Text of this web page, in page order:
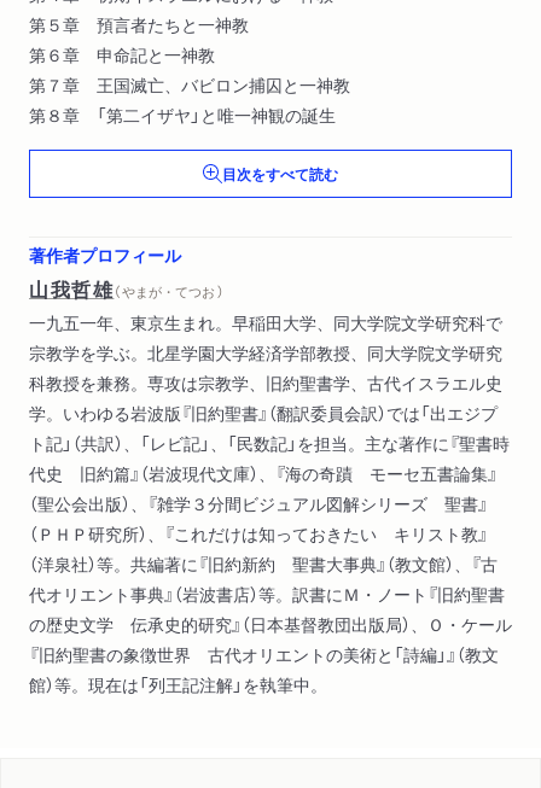
第５章 預言者たちと一神教
第６章 申命記と一神教
第７章 王国滅亡、バビロン捕囚と一神教
第８章 「第二イザヤ」と唯一神観の誕生
目次をすべて読む
著作者プロフィール
山我哲雄（ やまが・てつお ）
一九五一年、東京生まれ。早稲田大学、同大学院文学研究科で
宗教学を学ぶ。北星学園大学経済学部教授、同大学院文学研究
科教授を兼務。専攻は宗教学、旧約聖書学、古代イスラエル史
学。いわゆる岩波版『旧約聖書』（翻訳委員会訳）では「出エジプ
ト記」（共訳）、「レビ記」、「民数記」を担当。主な著作に『聖書時
代史 旧約篇』（岩波現代文庫）、『海の奇蹟 モーセ五書論集』
（聖公会出版）、『雑学３分間ビジュアル図解シリーズ 聖書』
（ＰＨＰ研究所）、『これだけは知っておきたい キリスト教』
（洋泉社）等。共編著に『旧約新約 聖書大事典』（教文館）、『古
代オリエント事典』（岩波書店）等。訳書にＭ・ノート『旧約聖書
の歴史文学 伝承史的研究』（日本基督教団出版局）、Ｏ・ケール
『旧約聖書の象徴世界 古代オリエントの美術と「詩編」』（教文
館）等。現在は「列王記注解」を執筆中。